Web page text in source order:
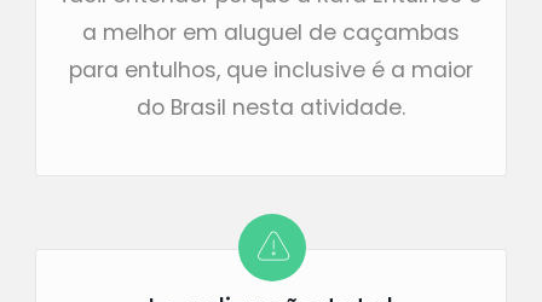
a melhor em aluguel de caçambas
para entulhos, que inclusive é a maior
do Brasil nesta atividade.